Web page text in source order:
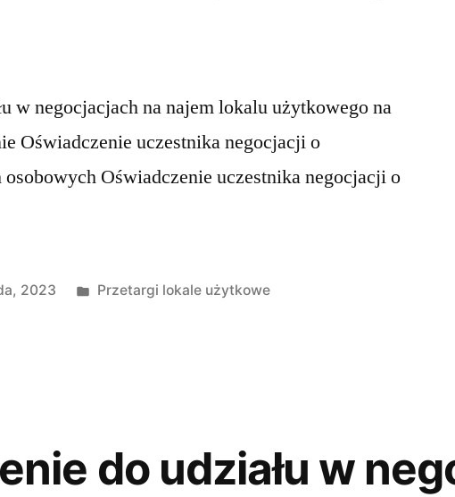
w negocjacjach na najem lokalu użytkowego na
Oświadczenie uczestnika negocjacji o
Oświadczenie uczestnika negocjacji o
2023 Przetargi lokale użytkowe
do udziału w